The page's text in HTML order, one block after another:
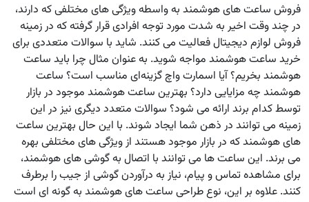
فروش ساعت های هوشمند به واسطه ویژگی های مختلفی که دارند،
در چند وقت اخیر به شدت مورد توجه افرادی قرار گرفته که در زمینه
فروش لوازم دیجیتال فعالیت می کنند. شاید با سوالات متعددی برای
خرید ساعت هوشمند مواجه شوید. به عنوان مثال چرا باید ساعت
هوشمند بخریم؟ آیا اسمارت واچ گزینه‌ای مناسب است؟ ساعت
هوشمند چه مزایایی دارد؟ بهترین ساعت هوشمند موجود در بازار
توسط کدام برند ارائه می شود؟ سوالات متعدد دیگری نیز در این
زمینه می توانند در ذهن شما ایجاد شوند. با این حال بهترین ساعت
های هوشمند که در بازار موجود هستند از ویژگی های مختلفی بهره
می برند. این ساعت ها می توانند با اتصال به گوشی های هوشمند،
برای مشاهده تماس و پیام، نیاز به درآوردن گوشی از جیب را برطرف
کنند. علاوه بر این، نوع طراحی ساعت های هوشمند به گونه ای است